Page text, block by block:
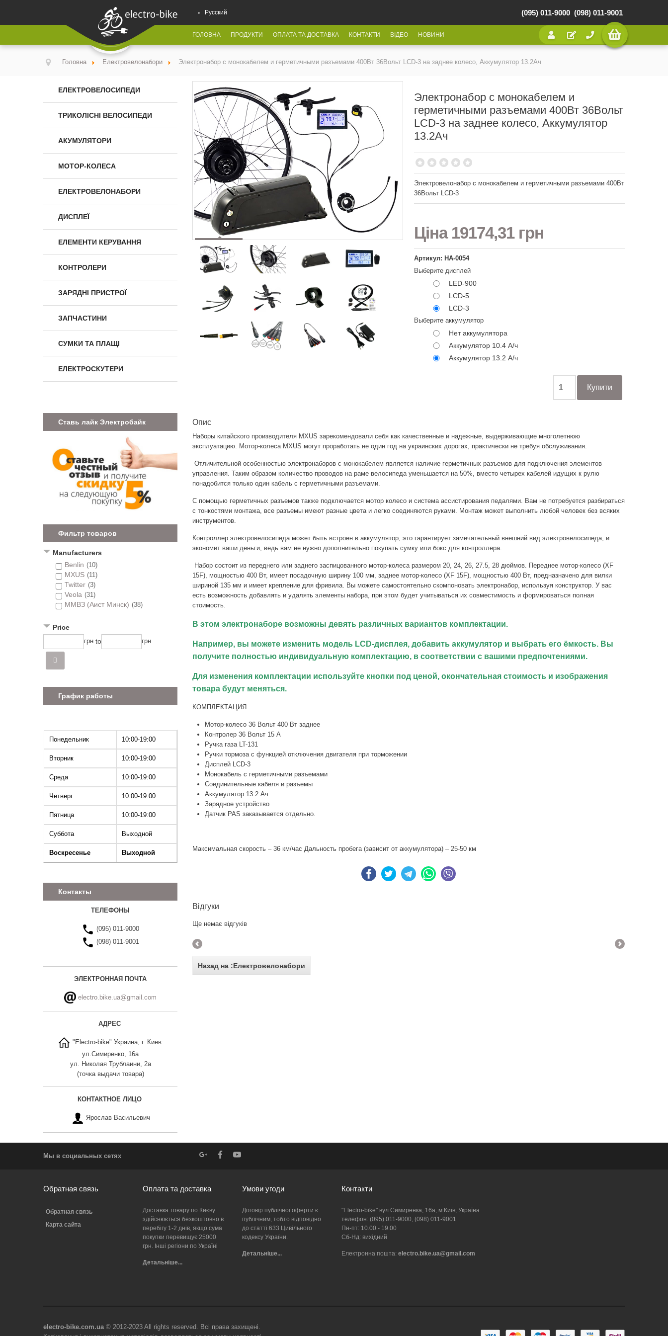
Русский (095) 011-9000 (098) 011-9001
ГОЛОВНА ПРОДУКТИ ОПЛАТА ТА ДОСТАВКА КОНТАКТИ ВІДЕО НОВИНИ
Головна Електровелонабори Электронабор с монокабелем и герметичными разъемами 400Вт 36Вольт LCD-3 на заднее колесо, Аккумулятор 13.2Ач
ЕЛЕКТРОВЕЛОСИПЕДИ
ТРИКОЛІСНІ ВЕЛОСИПЕДИ
АКУМУЛЯТОРИ
МОТОР-КОЛЕСА
ЕЛЕКТРОВЕЛОНАБОРИ
ДИСПЛЕЇ
ЕЛЕМЕНТИ КЕРУВАННЯ
КОНТРОЛЕРИ
ЗАРЯДНІ ПРИСТРОЇ
ЗАПЧАСТИНИ
СУМКИ ТА ПЛАЩІ
ЕЛЕКТРОСКУТЕРИ
Ставь лайк Электробайк
Фильтр товаров
Manufacturers
Benlin (10)
MXUS (11)
Twitter (3)
Veola (31)
ММВЗ (Аист Минск) (38)
Price
грн to грн
График работы
Понедельник 10:00-19:00
Вторник 10:00-19:00
Среда 10:00-19:00
Четверг 10:00-19:00
Пятница 10:00-19:00
Суббота Выходной
Воскресенье Выходной
Контакты
ТЕЛЕФОНЫ
(095) 011-9000
(098) 011-9001
ЭЛЕКТРОННАЯ ПОЧТА
electro.bike.ua@gmail.com
АДРЕС
"Electro-bike" Украина, г. Киев:
ул.Симиренко, 16а
ул. Николая Трублаини, 2а
(точка выдачи товара)
КОНТАКТНОЕ ЛИЦО
Ярослав Васильевич
Электронабор с монокабелем и
герметичными разъемами 400Вт 36Вольт
LCD-3 на заднее колесо, Аккумулятор
13.2Ач
Электровелонабор с монокабелем и герметичными разъемами 400Вт
36Вольт LCD-3
Ціна 19174,31 грн
Артикул: НА-0054
Выберите дисплей
LED-900
LCD-5
LCD-3
Выберите аккумулятор
Нет аккумулятора
Аккумулятор 10.4 А/ч
Аккумулятор 13.2 А/ч
Опис
Наборы китайского производителя MXUS зарекомендовали себя как качественные и надежные, выдерживающие многолетнюю
эксплуатацию. Мотор-колеса MXUS могут проработать не один год на украинских дорогах, практически не требуя обслуживания.
Отличительной особенностью электронаборов с монокабелем является наличие герметичных разъемов для подключения элементов
управления. Таким образом количество проводов на раме велосипеда уменьшается на 50%, вместо четырех кабелей идущих к рулю
понадобится только один кабель с герметичными разъемами.
С помощью герметичных разъемов также подключается мотор колесо и система ассистирования педалями. Вам не потребуется разбираться
с тонкостями монтажа, все разъемы имеют разные цвета и легко соединяются руками. Монтаж может выполнить любой человек без всяких
инструментов.
Контроллер электровелосипеда может быть встроен в аккумулятор, это гарантирует замечательный внешний вид электровелосипеда, и
экономит ваши деньги, ведь вам не нужно дополнительно покупать сумку или бокс для контроллера.
Набор состоит из переднего или заднего заспицованного мотор-колеса размером 20, 24, 26, 27.5, 28 дюймов. Переднее мотор-колесо (XF
15F), мощностью 400 Вт, имеет посадочную ширину 100 мм, заднее мотор-колесо (XF 15F), мощностью 400 Вт, предназначено для вилки
шириной 135 мм и имеет крепление для фривила. Вы можете самостоятельно скомпоновать электронабор, используя конструктор. У вас
есть возможность добавлять и удалять элементы набора, при этом будет учитываться их совместимость и формироваться полная
стоимость.
В этом электронаборе возможны девять различных вариантов комплектации.
Например, вы можете изменить модель LCD-дисплея, добавить аккумулятор и выбрать его ёмкость. Вы
получите полностью индивидуальную комплектацию, в соответствии с вашими предпочтениями.
Для изменения комплектации используйте кнопки под ценой, окончательная стоимость и изображения
товара будут меняться.
КОМПЛЕКТАЦИЯ
Мотор-колесо 36 Вольт 400 Вт заднее
Контролер 36 Вольт 15 А
Ручка газа LT-131
Ручки тормоза с функцией отключения двигателя при торможении
Дисплей LCD-3
Монокабель с герметичными разъемами
Соединительные кабеля и разъемы
Аккумулятор 13.2 Ач
Зарядное устройство
Датчик PAS заказывается отдельно.
Максимальная скорость – 36 км/час Дальность пробега (зависит от аккумулятора) – 25-50 км
Відгуки
Ще немає відгуків
Назад на :Електровелонабори
Мы в социальных сетях
Обратная связь
Обратная связь
Карта сайта
Оплата та доставка
Доставка товару по Києву
здійснюється безкоштовно в
перебігу 1-2 днів, якщо сума
покупки перевищує 25000
грн. Інші регіони по Україні
Детальніше...
Умови угоди
Договір публічної оферти є
публічним, тобто відповідно
до статті 633 Цивільного
кодексу України.
Детальніше...
Контакти
"Electro-bike" вул.Симиренка, 16а, м.Київ, Україна
телефон: (095) 011-9000, (098) 011-9001
Пн-пт: 10.00 - 19.00
Сб-Нд: вихідний
Електронна пошта: electro.bike.ua@gmail.com
electro-bike.com.ua© 2012-2023 All rights reserved. Всі права захищені.